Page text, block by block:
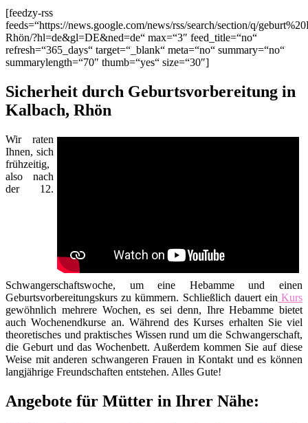
[feedzy-rss
feeds=“https://news.google.com/news/rss/search/section/q/
Rhön/?hl=de&gl=DE&ned=de“ max=“3″ feed_title=“no“
refresh=“365_days“ target=“_blank“ meta=“no“ summary=“no“
summarylength=“70″ thumb=“yes“ size=“30″]
Sicherheit durch Geburtsvorbereitung in
Kalbach, Rhön
Wir raten
Ihnen, sich
frühzeitig,
also nach
der 12.
Schwangerschaftswoche, um eine Hebamme und einen
Geburtsvorbereitungskurs zu kümmern. Schließlich dauert ein Kurs
gewöhnlich mehrere Wochen, es sei denn, Ihre Hebamme bietet
auch Wochenendkurse an. Während des Kurses erhalten Sie viel
theoretisches und praktisches Wissen rund um die Schwangerschaft,
die Geburt und das Wochenbett. Außerdem kommen Sie auf diese
Weise mit anderen schwangeren Frauen in Kontakt und es können
langjährige Freundschaften entstehen. Alles Gute!
Angebote für Mütter in Ihrer Nähe: